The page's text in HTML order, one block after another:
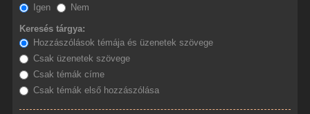
Igen
Nem
Keresés tárgya:
Hozzászólások témája és üzenetek szövege
Csak üzenetek szövege
Csak témák címe
Csak témák első hozzászólása